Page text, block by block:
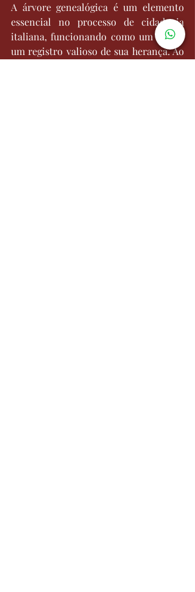
A árvore genealógica é um elemento
essencial no processo de cidadania
italiana, funcionando como um guia e
um registro valioso de sua herança. Ao